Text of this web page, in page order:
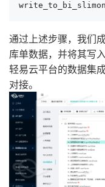
通过上述步骤，我们
库单数据，并将其写
轻易云平台的数据集
对接。